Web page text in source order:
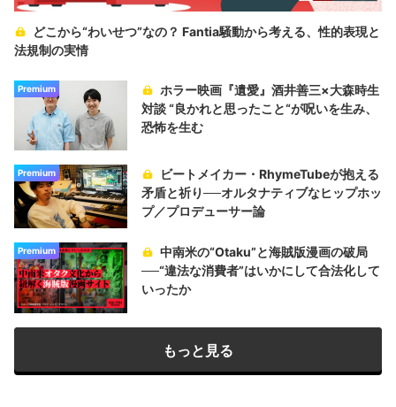
どこから“わいせつ”なの？ Fantia騒動から考える、性的表現と
法規制の実情
Premium
ホラー映画『遺愛』酒井善三×大森時生
対談 “良かれと思ったこと“が呪いを生み、
恐怖を生む
Premium
ビートメイカー・RhymeTubeが抱える
矛盾と祈り──オルタナティブなヒップホッ
プ／プロデューサー論
Premium
中南米の“Otaku”と海賊版漫画の破局
──“違法な消費者”はいかにして合法化して
いったか
もっと見る